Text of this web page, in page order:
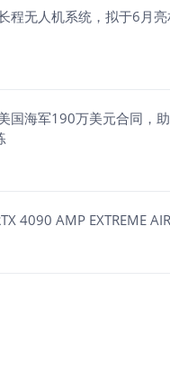
程无人机系统，拟于6月
国海军190万美元合同，
4090 AMP EXTREME